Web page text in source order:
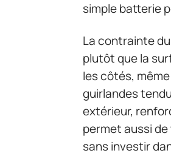
simple batterie
La contrainte
plutôt que la
les côtés,
guirlandes
extérieur,
permet aussi
sans investir